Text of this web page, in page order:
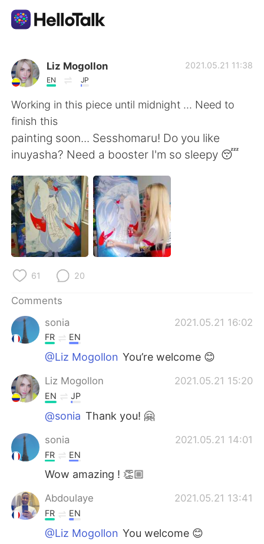
Language Exchange App
AI Grammar Checker
English
简体中文 繁體中文
Español العربية
Français Deutsch
Русский
Indonesia
Türkçe Tiếng Việt
Português
Liz Mogollon
EN JP
2021.05.21 11:38
Working in this piece until midnight ... Need to
finish this
painting soon... Sesshomaru! Do you like
inuyasha? Need a booster I'm so sleepy 😴
61 20
Comments
sonia
2021.05.21 16:02
FR EN
@Liz Mogollon You’re welcome 😊
Liz Mogollon 2021.05.21 15:20
EN JP
@sonia Thank you! 🤗
sonia 2021.05.21 14:01
FR EN
Wow amazing ! 👏🏼
Abdoulaye 2021.05.21 13:41
FR EN
@Liz Mogollon You welcome 😊